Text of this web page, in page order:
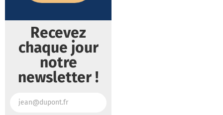
Recevez
chaque jour
notre
newsletter !